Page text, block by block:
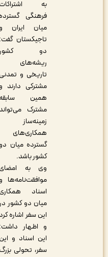
به اشتراکات
فرهنگی گسترده
میان ایران و
تاجیکستان گفت:
دو کشور
ریشه‌های
تاریخی و تمدنی
مشترکی دارند و
همین سابقه
مشترک می‌تواند
زمینه‌ساز
همکاری‌های
گسترده میان دو
کشور باشد.
وی به امضای
موافقت‌نامه‌ها و
اسناد همکاری
میان دو کشور در
این سفر اشاره کرد
و اظهار داشت:
این اسناد و این
سفر، تحولی بزرگ